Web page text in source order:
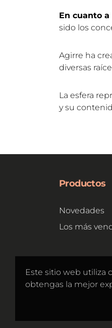
Este sitio web utiliza
obtengas la mejor
En cuanto
sido los
Agirre ha
diversas
La esfera
y su
Productos
Novedades
Los más